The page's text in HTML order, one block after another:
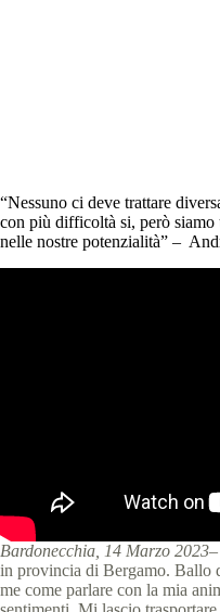
“Nessuno ci deve trattare
con più difficoltà si, però
nelle nostre potenzialità” –
Bardonecchia, 14 Marzo 2023
in provincia di Bergamo. Ballo
me come parlare con la mia